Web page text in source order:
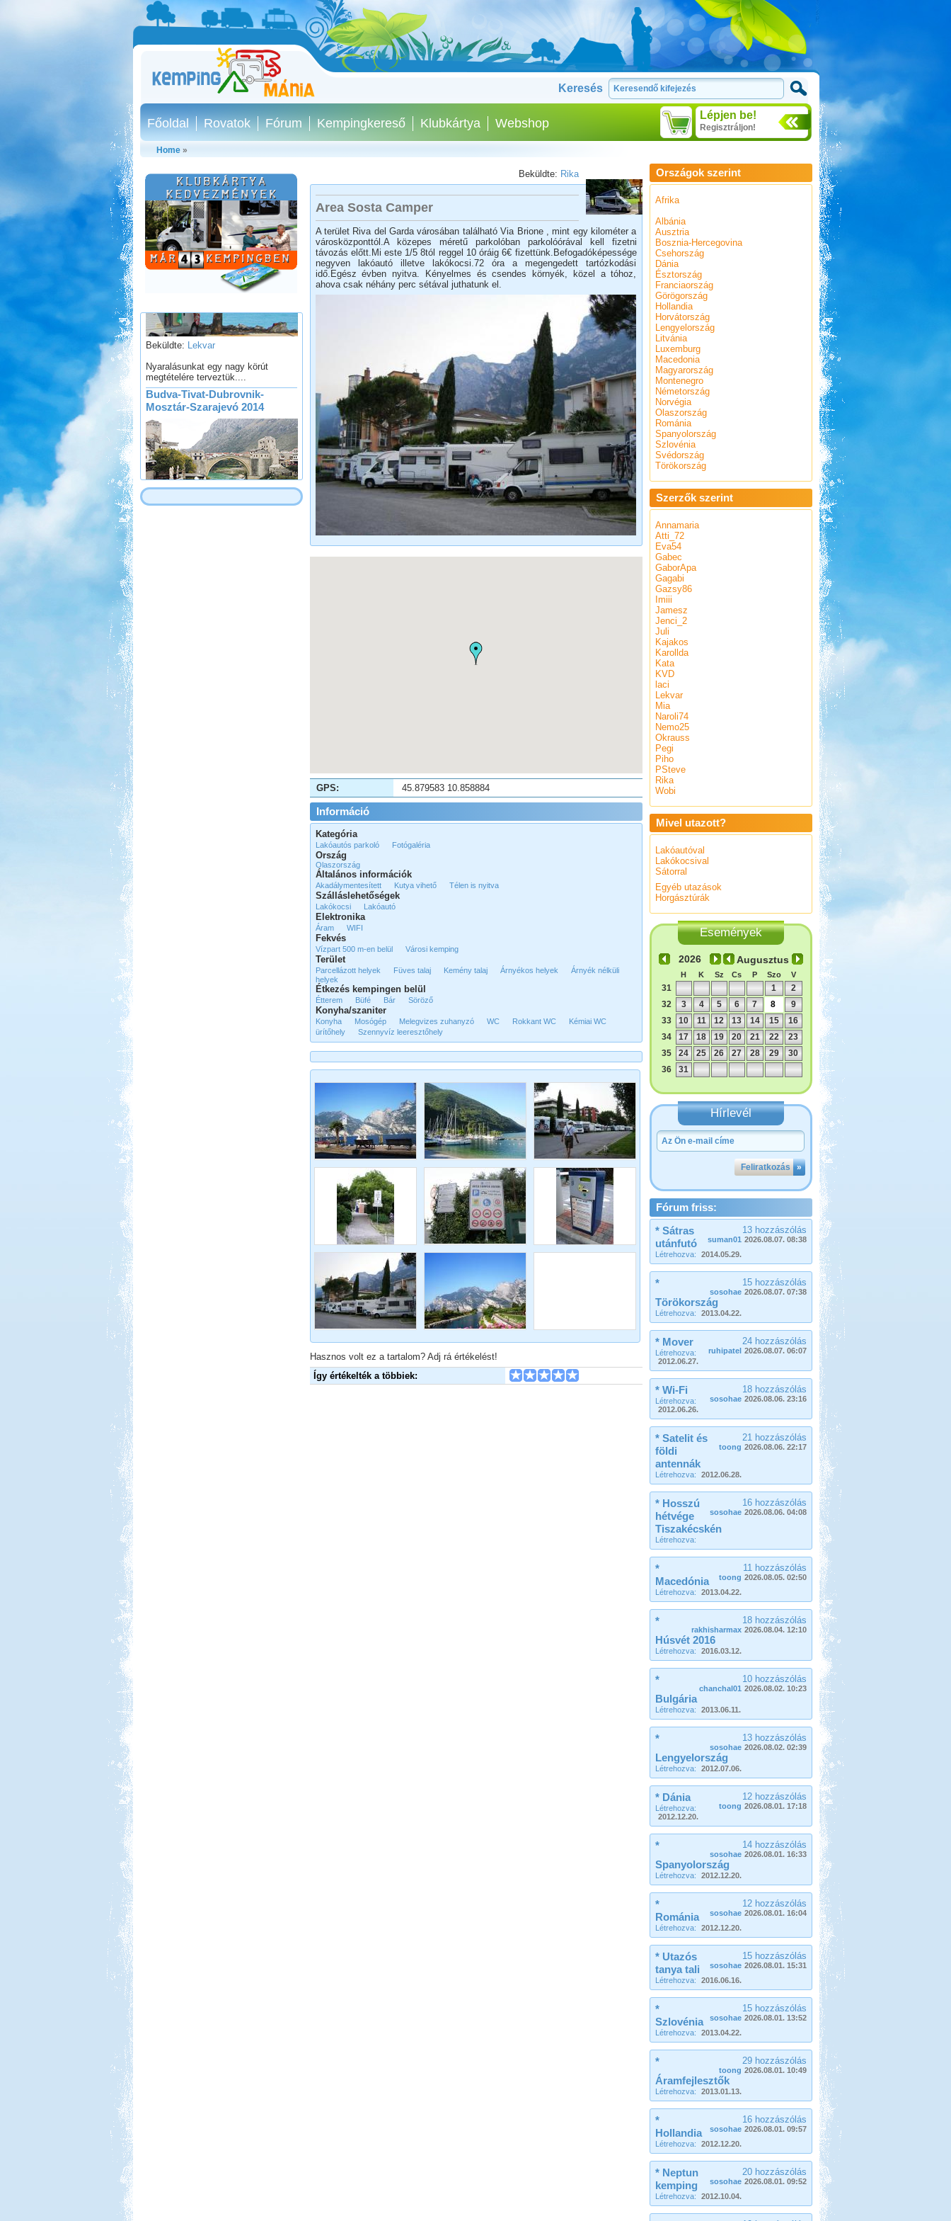
Keresés
Lépjen be!
Regisztráljon!
Főoldal Rovatok Fórum Kempingkereső Klubkártya Webshop
Home»
Szlovén-Olasz-Francia-
Spanyol Nagy körút
Beküldte:Lekvar
Nyaralásunkat egy nagy körút
Budva-Tivat-Dubrovnik-
Mosztár-Szarajevó 2014
Beküldte:Lekvar
Egy novemberi hosszú hétvége...
Beküldte: Rika
Area Sosta Camper
A terület Riva del Garda városában található Via Brione , mint egy kilométer a
városközponttól.A közepes méretű parkolóban parkolóórával kell fizetni
távozás előtt.Mi este 1/5 8tól reggel 10 óráig 6€ fizettünk.Befogadóképessége
negyven lakóautó illetve lakókocsi.72 óra a megengedett tartózkodási
idő.Egész évben nyitva. Kényelmes és csendes környék, közel a tóhoz,
ahova csak néhány perc sétával juthatunk el.
GPS: 45.879583 10.858884
Információ
Kategória
Lakóautós parkoló Fotógaléria
Ország
Olaszország
Általános információk
Akadálymentesített Kutya vihető Télen is nyitva
Szálláslehetőségek
Lakókocsi Lakóautó
Elektronika
Áram WIFI
Fekvés
Vízpart 500 m-en belül Városi kemping
Terület
Parcellázott helyek Füves talaj Kemény talaj Árnyékos helyek
Árnyék nélküli
helyek
Étkezés kempingen belül
Étterem Büfé Bár Söröző
Konyha/szaniter
Konyha Mosógép Melegvizes zuhanyzó WC Rokkant WC
Kémiai WC
ürítőhely
Szennyvíz leeresztőhely
Hasznos volt ez a tartalom? Adj rá értékelést!
Így értékelték a többiek:
Országok szerint
Afrika
Albánia
Ausztria
Bosznia-Hercegovina
Csehország
Dánia
Észtország
Franciaország
Görögország
Hollandia
Horvátország
Lengyelország
Litvánia
Luxemburg
Macedonia
Magyarország
Montenegro
Németország
Norvégia
Olaszország
Románia
Spanyolország
Szlovénia
Svédország
Törökország
Szerzők szerint
Annamaria
Atti_72
Eva54
Gabec
GaborApa
Gagabi
Gazsy86
Imiii
Jamesz
Jenci_2
Juli
Kajakos
Karollda
Kata
KVD
laci
Lekvar
Mia
Naroli74
Nemo25
Okrauss
Pegi
Piho
PSteve
Rika
Wobi
Mivel utazott?
Lakóautóval
Lakókocsival
Sátorral
Egyéb utazások
Horgásztúrák
Események
Augusztus
H K Sz Cs P Szo V
31 1
2
32
3 4 5 6 7 8
9
33
10 11 12 13 14 15
16
34
17 18 19 20 21 22
23
35
24 25 26 27 28 29
30
36
31
Hírlevél
Feliratkozás »
Fórum friss:
13 hozzászólás
suman01 2026.08.07. 08:38
* Sátras
utánfutó
Létrehozva: 2014.05.29.
15 hozzászólás
sosohae 2026.08.07. 07:38
*
Törökország
Létrehozva: 2013.04.22.
24 hozzászólás
ruhipatel 2026.08.07. 06:07
* Mover
Létrehozva:
2012.06.27.
18 hozzászólás
sosohae 2026.08.06. 23:16
* Wi-Fi
Létrehozva:
2012.06.26.
21 hozzászólás
toong 2026.08.06. 22:17
* Satelit és
földi
antennák
Létrehozva: 2012.06.28.
16 hozzászólás
sosohae 2026.08.06. 04:08
* Hosszú
hétvége
Tiszakécskén
Létrehozva:
11 hozzászólás
toong 2026.08.05. 02:50
*
Macedónia
Létrehozva: 2013.04.22.
18 hozzászólás
rakhisharmax 2026.08.04. 12:10
*
Húsvét 2016
Létrehozva: 2016.03.12.
10 hozzászólás
chanchal01 2026.08.02. 10:23
*
Bulgária
Létrehozva: 2013.06.11.
13 hozzászólás
sosohae 2026.08.02. 02:39
*
Lengyelország
Létrehozva: 2012.07.06.
12 hozzászólás
toong 2026.08.01. 17:18
* Dánia
Létrehozva:
2012.12.20.
14 hozzászólás
sosohae 2026.08.01. 16:33
*
Spanyolország
Létrehozva: 2012.12.20.
12 hozzászólás
sosohae 2026.08.01. 16:04
*
Románia
Létrehozva: 2012.12.20.
15 hozzászólás
sosohae 2026.08.01. 15:31
* Utazós
tanya tali
Létrehozva: 2016.06.16.
15 hozzászólás
sosohae 2026.08.01. 13:52
*
Szlovénia
Létrehozva: 2013.04.22.
29 hozzászólás
toong 2026.08.01. 10:49
*
Áramfejlesztők
Létrehozva: 2013.01.13.
16 hozzászólás
sosohae 2026.08.01. 09:57
*
Hollandia
Létrehozva: 2012.12.20.
20 hozzászólás
sosohae 2026.08.01. 09:52
* Neptun
kemping
Létrehozva: 2012.10.04.